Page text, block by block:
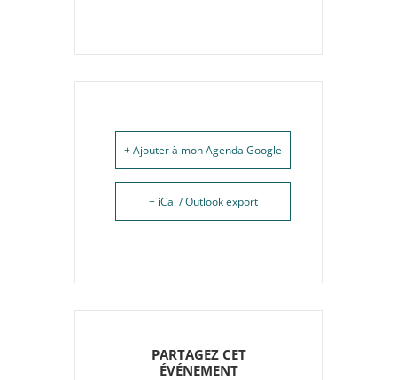
+ Ajouter à mon Agenda Google
+ iCal / Outlook export
PARTAGEZ CET
ÉVÉNEMENT